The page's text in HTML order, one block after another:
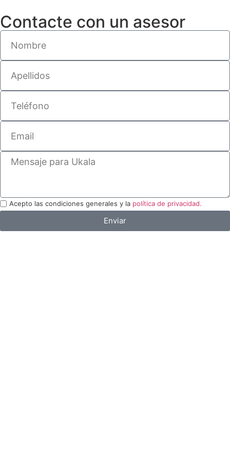
Contacte con un asesor
Acepto las condiciones generales y la política de privacidad.
Enviar